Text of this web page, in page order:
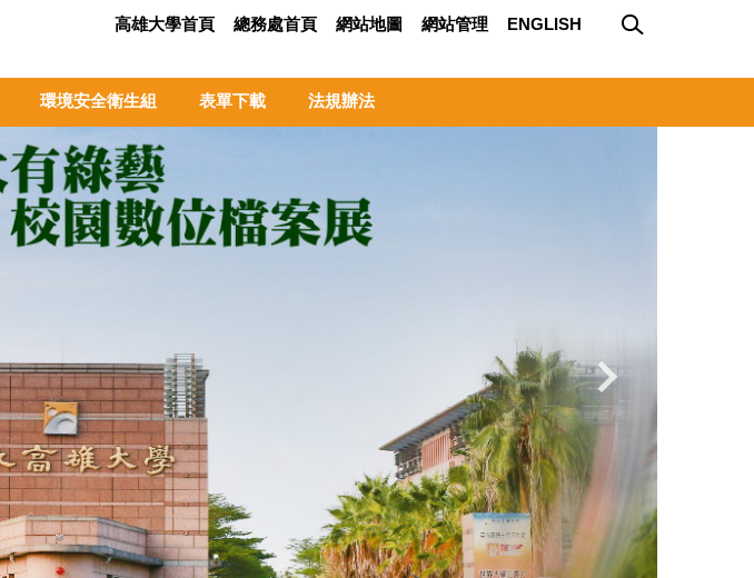
環境安全衛生組 表單下載 法規辦法
高雄大學首頁 總務處首頁 網站地圖 網站管理 ENGLISH